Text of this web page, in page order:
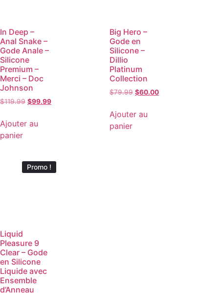
In Deep –
Anal Snake –
Gode Anale –
Silicone
Premium –
Merci – Doc
Johnson
$119.99 $99.99
Ajouter au
panier
Big Hero –
Gode en
Silicone –
Dillio
Platinum
Collection
$79.99 $60.00
Ajouter au
panier
Promo !
Liquid
Pleasure 9
Clear – Gode
en Silicone
Liquide avec
Ensemble
d’Anneau